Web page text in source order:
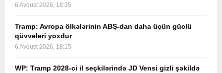
6 Avqust 2026, 18:35
Tramp: Avropa ölkələrinin ABŞ-dan daha üçün güclü
qüvvələri yoxdur
6 Avqust 2026, 18:15
WP: Tramp 2028-ci il seçkilərində JD Vensi gizli şəkildə